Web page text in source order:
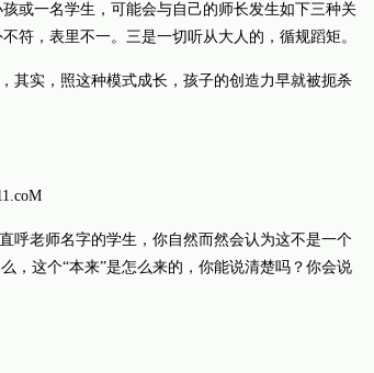
或一名学生，可能会与自己的师长发生如下三种关
符，表里不一。三是一切听从大人的，循规蹈矩。
实，照这种模式成长，孩子的创造力早就被扼杀
老师名字的学生，你自然而然会认为这不是一个
，这个“本来”是怎么来的，你能说清楚吗？你会说